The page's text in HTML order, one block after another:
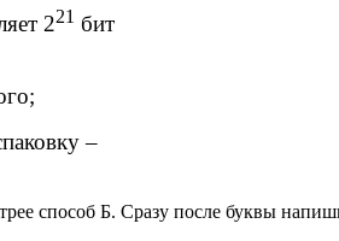
221 бит
–
способ Б. Сразу после буквы